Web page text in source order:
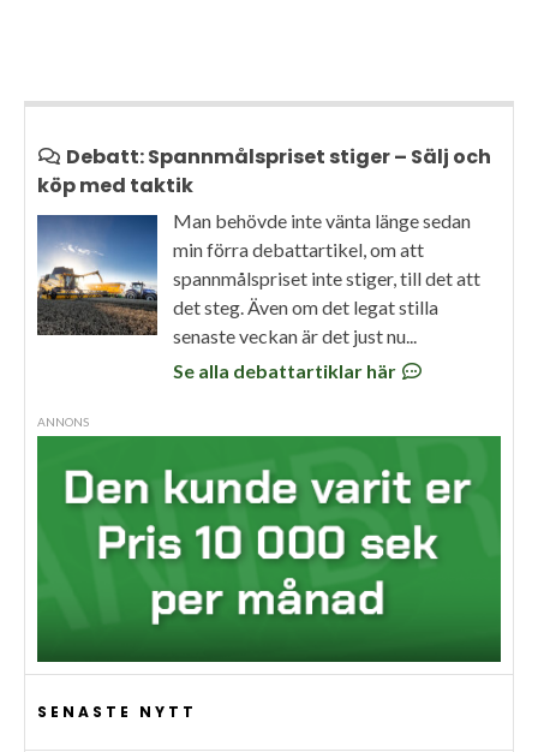
Debatt: Spannmålspriset stiger – Sälj och
köp med taktik
Man behövde inte vänta länge sedan
min förra debattartikel, om att
spannmålspriset inte stiger, till det att
det steg. Även om det legat stilla
senaste veckan är det just nu...
Se alla debattartiklar här
ANNONS
SENASTE NYTT